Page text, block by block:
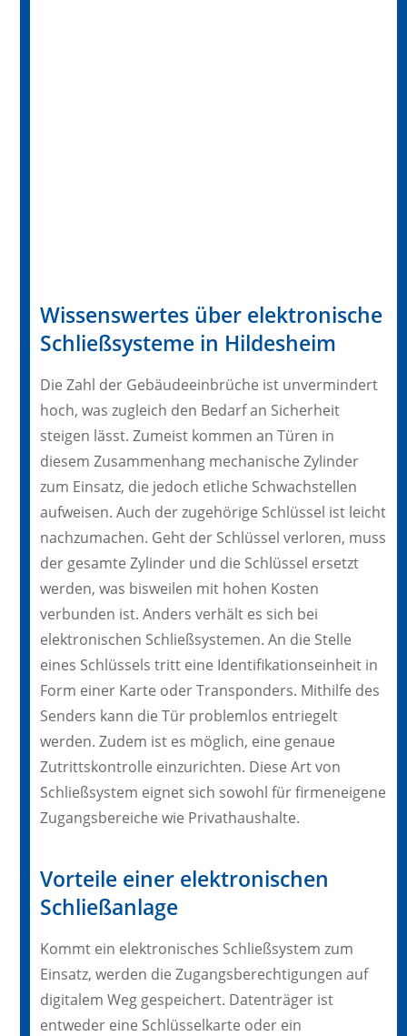
Wissenswertes über elektronische
Schließsysteme in Hildesheim
Die Zahl der Gebäudeeinbrüche ist unvermindert
hoch, was zugleich den Bedarf an Sicherheit
steigen lässt. Zumeist kommen an Türen in
diesem Zusammenhang mechanische Zylinder
zum Einsatz, die jedoch etliche Schwachstellen
aufweisen. Auch der zugehörige Schlüssel ist leicht
nachzumachen. Geht der Schlüssel verloren, muss
der gesamte Zylinder und die Schlüssel ersetzt
werden, was bisweilen mit hohen Kosten
verbunden ist. Anders verhält es sich bei
elektronischen Schließsystemen. An die Stelle
eines Schlüssels tritt eine Identifikationseinheit in
Form einer Karte oder Transponders. Mithilfe des
Senders kann die Tür problemlos entriegelt
werden. Zudem ist es möglich, eine genaue
Zutrittskontrolle einzurichten. Diese Art von
Schließsystem eignet sich sowohl für firmeneigene
Zugangsbereiche wie Privathaushalte.
Vorteile einer elektronischen
Schließanlage
Kommt ein elektronisches Schließsystem zum
Einsatz, werden die Zugangsberechtigungen auf
digitalem Weg gespeichert. Datenträger ist
entweder eine Schlüsselkarte oder ein